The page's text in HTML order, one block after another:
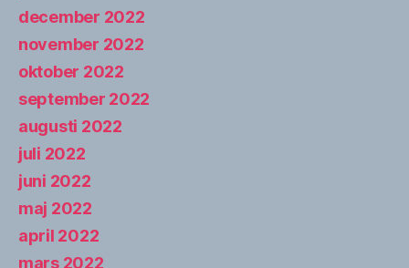
december 2022
november 2022
oktober 2022
september 2022
augusti 2022
juli 2022
juni 2022
maj 2022
april 2022
mars 2022